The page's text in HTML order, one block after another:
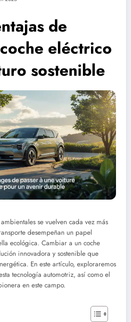
de
eléctrico
sostenible
se vuelven cada vez más
desempeñan un papel
ecológica. Cambiar a un coche
innovadora y sostenible que
En este artículo, exploraremos
tecnología automotriz, así como el
en este campo.